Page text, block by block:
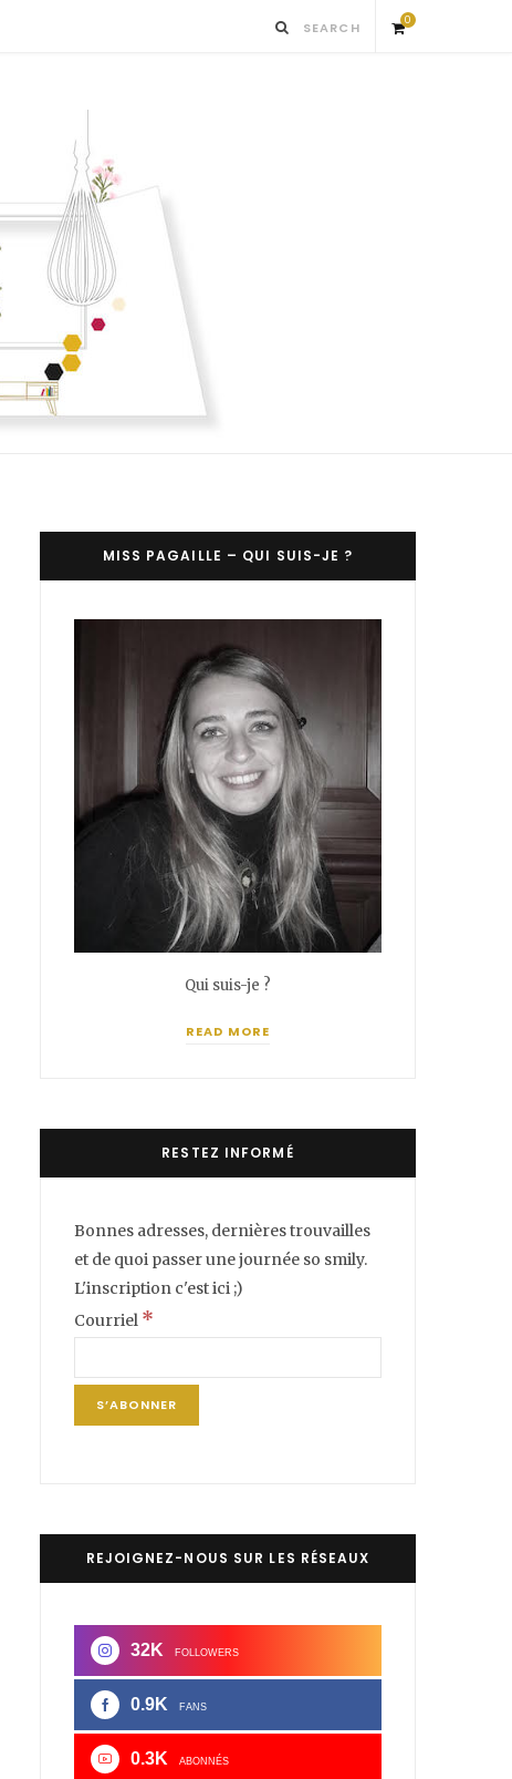
0
MISS PAGAILLE – QUI SUIS-JE ?
Qui suis-je ?
READ MORE
RESTEZ INFORMÉ
Bonnes adresses, dernières trouvailles
et de quoi passer une journée so smily.
L'inscription c'est ici ;)
Courriel *
REJOIGNEZ-NOUS SUR LES RÉSEAUX
32K FOLLOWERS
0.9K FANS
0.3K ABONNÉS